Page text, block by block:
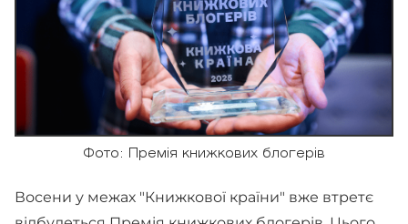
Фото: Премія книжкових блогерів
Восени у межах "Книжкової країни" вже втретє